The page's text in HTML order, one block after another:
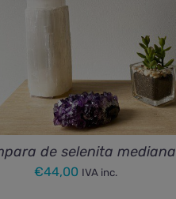
de selenita mediana
€44,00 IVA inc.